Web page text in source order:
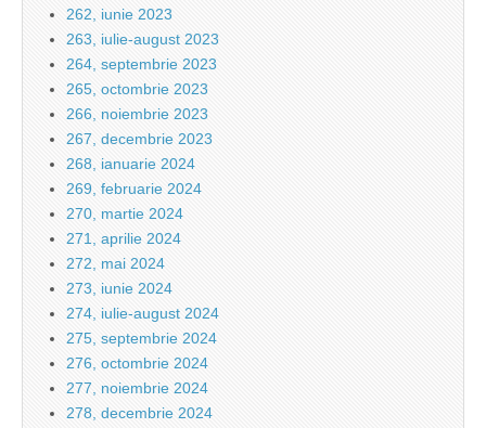
262, iunie 2023
263, iulie-august 2023
264, septembrie 2023
265, octombrie 2023
266, noiembrie 2023
267, decembrie 2023
268, ianuarie 2024
269, februarie 2024
270, martie 2024
271, aprilie 2024
272, mai 2024
273, iunie 2024
274, iulie-august 2024
275, septembrie 2024
276, octombrie 2024
277, noiembrie 2024
278, decembrie 2024